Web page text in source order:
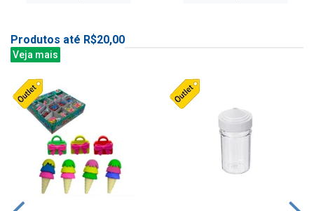
Produtos até R$20,00
Veja mais